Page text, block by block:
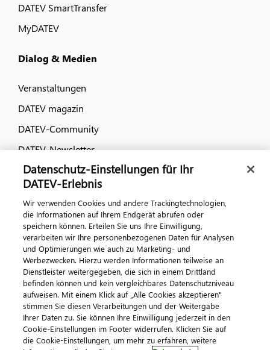
DATEV SmartTransfer
MyDATEV
Dialog & Medien
Veranstaltungen
DATEV magazin
DATEV-Community
DATEV-Newsletter
Kontaktieren Sie uns
© 2026 DATEV eG
ImpressumDatenschutzAGB Kontakt
Cookie-Einstellungen
Datenschutz-Einstellungen für Ihr
DATEV-Erlebnis
Wir verwenden Cookies und andere Trackingtechnologien,
die Informationen auf Ihrem Endgerät abrufen oder
speichern können. Erteilen Sie uns Ihre Einwilligung,
verarbeiten wir Ihre personenbezogenen Daten für Analysen
und Optimierungen wie auch zu Marketing- und
Werbezwecken. Hierzu werden Informationen teilweise an
Dienstleister weitergegeben, die sich in einem Drittland
befinden können und kein vergleichbares Datenschutzniveau
aufweisen. Mit einem Klick auf „Alle Cookies akzeptieren"
stimmen Sie diesen Verarbeitungen und der Weitergabe
Ihrer Daten zu. Sie können Ihre Einwilligung jederzeit in den
Cookie-Einstellungen im Footer widerrufen. Klicken Sie auf
die Cookie-Einstellungen, um mehr zu erfahren, weitere